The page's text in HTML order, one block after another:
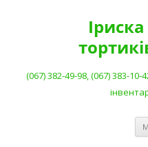
(067) 382-49-98, (067) 383-